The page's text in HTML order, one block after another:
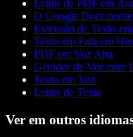
Leitor de PDF em
O Google Docs
Extensão de Texto
Texto em Fala em
PDF em Voz Alta
Gerador de Voz com
Texto em Voz
Leitor de Texto
Ver em outros